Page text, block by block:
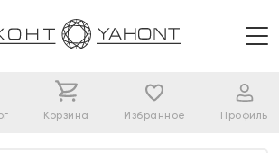
Корзина Избранное Профиль